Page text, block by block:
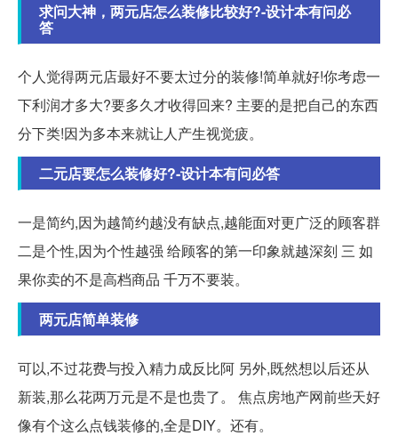
求问大神，两元店怎么装修比较好?-设计本有问必
答
个人觉得两元店最好不要太过分的装修!简单就好!你考虑一
下利润才多大?要多久才收得回来? 主要的是把自己的东西
分下类!因为多本来就让人产生视觉疲。
二元店要怎么装修好?-设计本有问必答
一是简约,因为越简约越没有缺点,越能面对更广泛的顾客群
二是个性,因为个性越强 给顾客的第一印象就越深刻 三 如
果你卖的不是高档商品 千万不要装。
两元店简单装修
可以,不过花费与投入精力成反比阿 另外,既然想以后还从
新装,那么花两万元是不是也贵了。 焦点房地产网前些天好
像有个这么点钱装修的,全是DIY。还有。